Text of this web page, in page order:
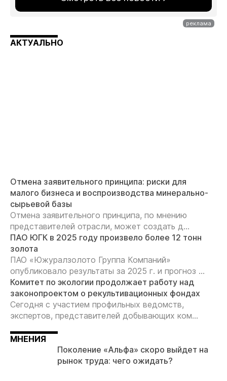
АКТУАЛЬНО
Отмена заявительного принципа: риски для
малого бизнеса и воспроизводства минерально-
сырьевой базы
Отмена заявительного принципа, по мнению
представителей отрасли, может создать д...
ПАО ЮГК в 2025 году произвело более 12 тонн
золота
ПАО «Южуралзолото Группа Компаний»
опубликовало результаты за 2025 г. и прогноз ...
Комитет по экологии продолжает работу над
законопроектом о рекультивационных фондах
Сегодня с участием профильных ведомств,
экспертов, представителей добывающих ком...
МНЕНИЯ
Поколение «Альфа» скоро выйдет на
рынок труда: чего ожидать?